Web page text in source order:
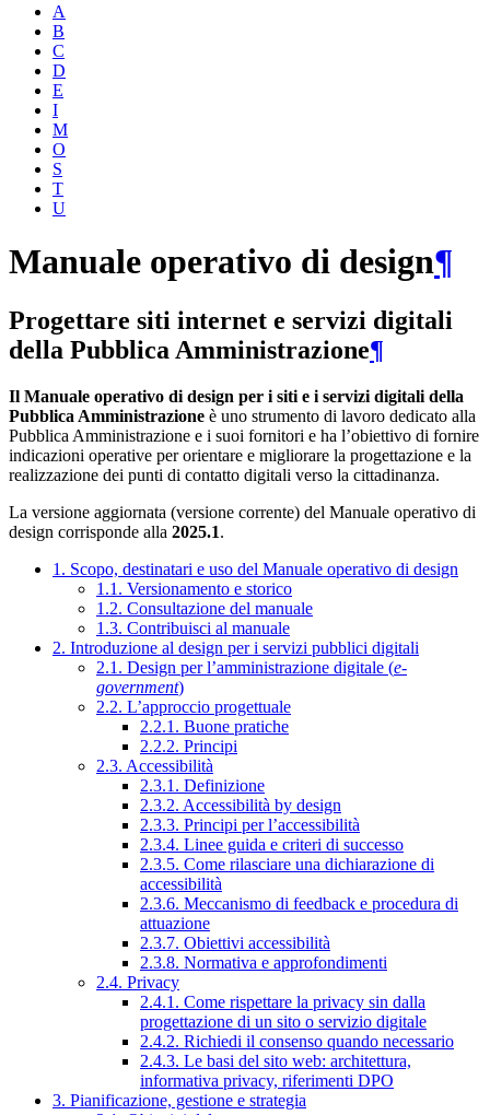
A
B
C
D
E
I
M
O
S
T
U
Manuale operativo di design¶
Progettare siti internet e servizi digitali
della Pubblica Amministrazione¶
Il Manuale operativo di design per i siti e i servizi digitali della
Pubblica Amministrazione è uno strumento di lavoro dedicato alla
Pubblica Amministrazione e i suoi fornitori e ha l’obiettivo di fornire
indicazioni operative per orientare e migliorare la progettazione e la
realizzazione dei punti di contatto digitali verso la cittadinanza.
La versione aggiornata (versione corrente) del Manuale operativo di
design corrisponde alla 2025.1.
1. Scopo, destinatari e uso del Manuale operativo di design
1.1. Versionamento e storico
1.2. Consultazione del manuale
1.3. Contribuisci al manuale
2. Introduzione al design per i servizi pubblici digitali
2.1. Design per l’amministrazione digitale (e-
government)
2.2. L’approccio progettuale
2.2.1. Buone pratiche
2.2.2. Principi
2.3. Accessibilità
2.3.1. Definizione
2.3.2. Accessibilità by design
2.3.3. Principi per l’accessibilità
2.3.4. Linee guida e criteri di successo
2.3.5. Come rilasciare una dichiarazione di
accessibilità
2.3.6. Meccanismo di feedback e procedura di
attuazione
2.3.7. Obiettivi accessibilità
2.3.8. Normativa e approfondimenti
2.4. Privacy
2.4.1. Come rispettare la privacy sin dalla
progettazione di un sito o servizio digitale
2.4.2. Richiedi il consenso quando necessario
2.4.3. Le basi del sito web: architettura,
informativa privacy, riferimenti DPO
3. Pianificazione, gestione e strategia